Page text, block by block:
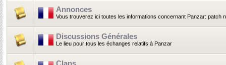
Annonces
Vous trouverez ici toutes les informations concernant Panzar: patch
Discussions Générales
Le lieu pour tous les échanges relatifs à Panzar
Clans